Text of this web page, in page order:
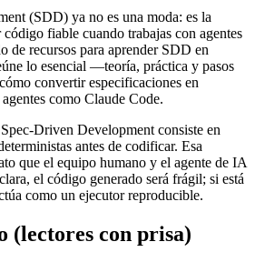
(SDD) ya no es una moda: es la
fiable cuando trabajas con agentes
de recursos para aprender SDD en
lo esencial —teoría, práctica y pasos
convertir especificaciones en
como Claude Code.
Driven Development consiste en
antes de codificar. Esa
que el equipo humano y el agente de IA
el código generado será frágil; si está
como un ejecutor reproducible.
(lectores con prisa)